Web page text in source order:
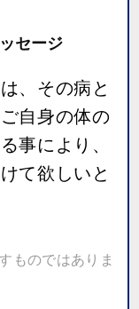
セージ
、その病と
自身の体の
事により、
て欲しいと
ものではありま